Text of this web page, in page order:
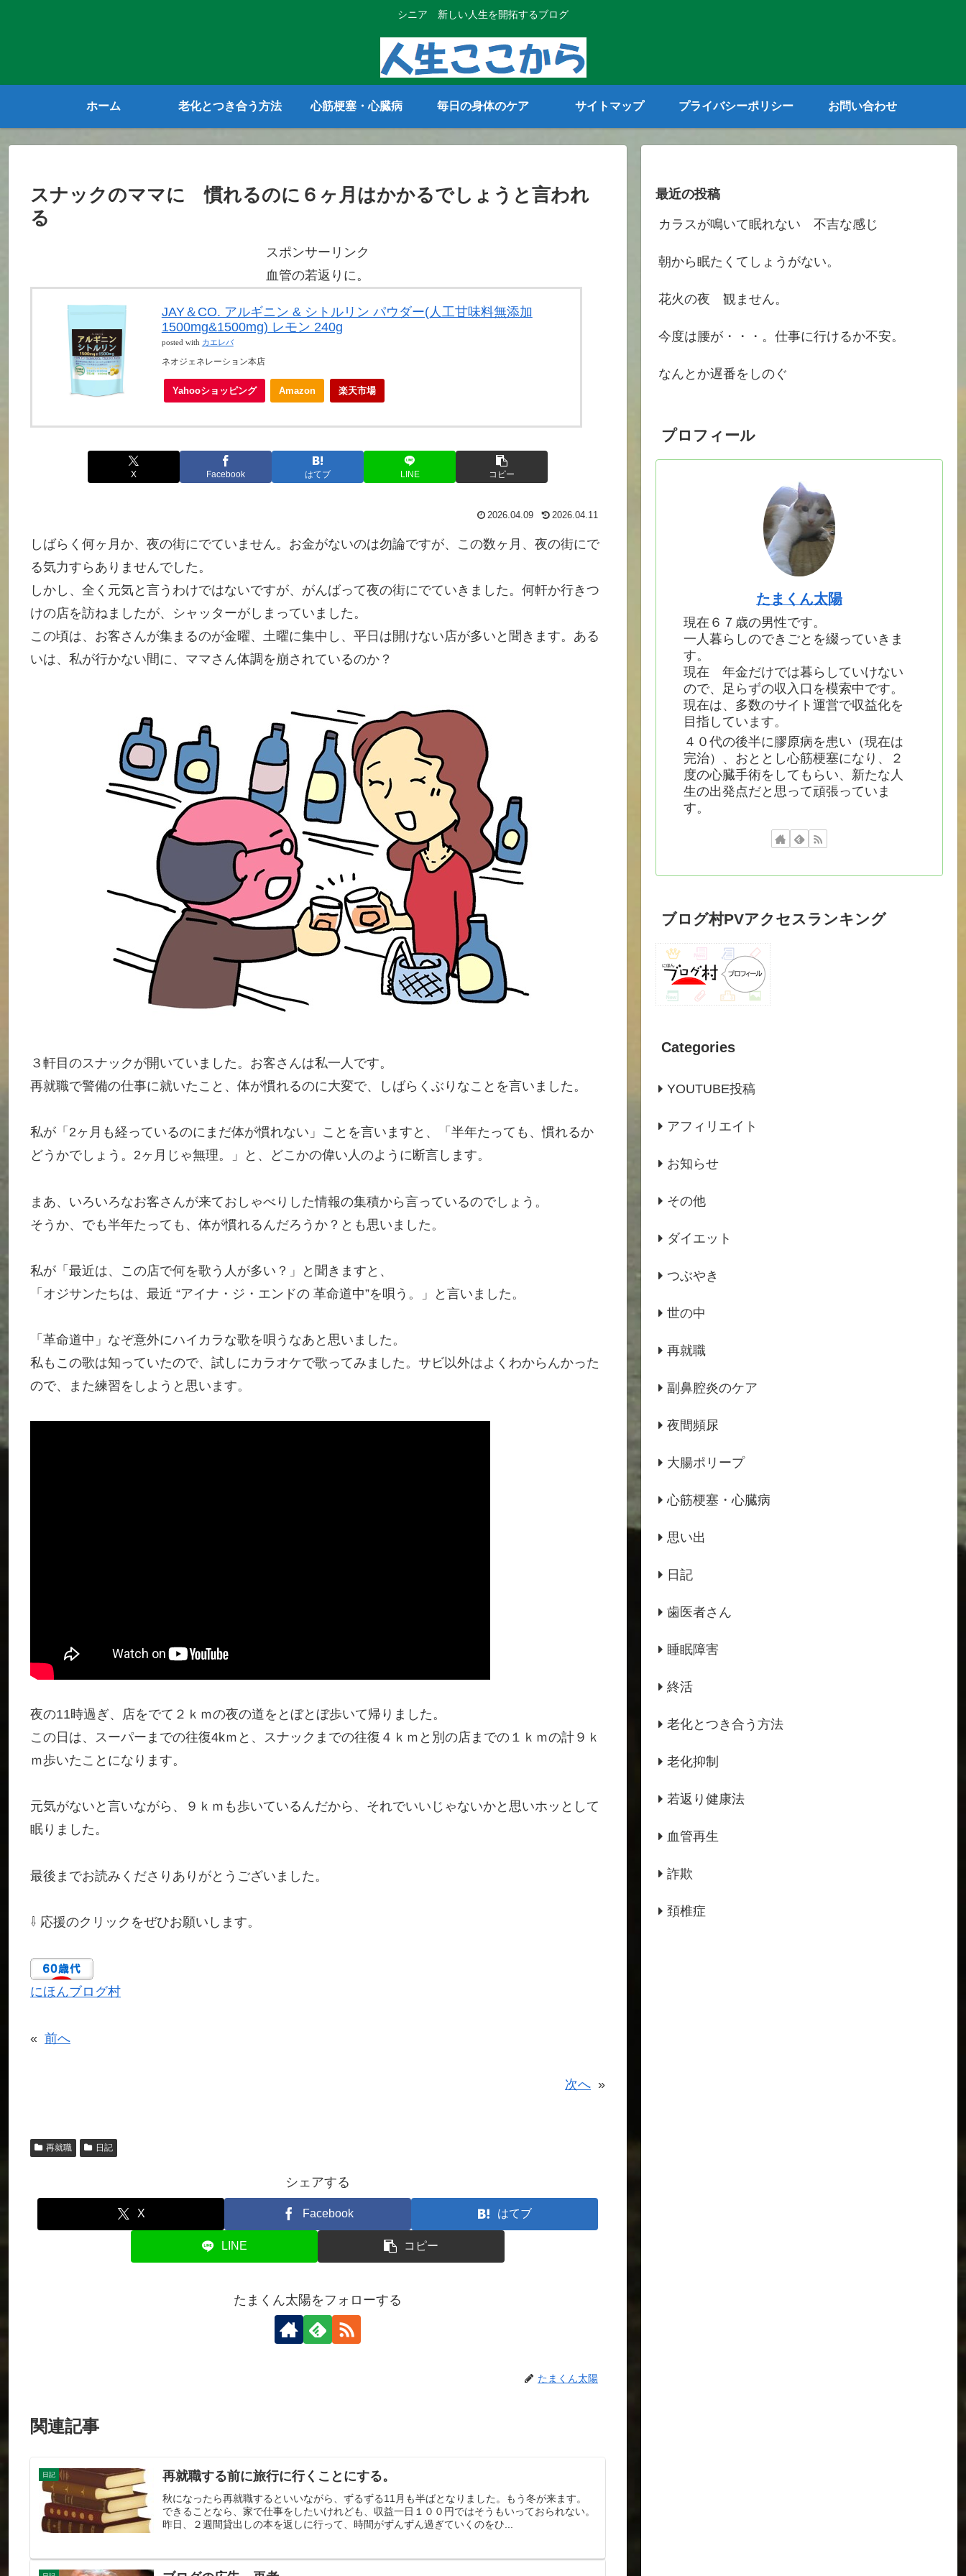
シニア 新しい人生を開拓するブログ
ホーム 老化とつき合う方法 心筋梗塞・心臓病 毎日の身体のケア サイトマップ プライバシーポリシー お問い合わせ
スナックのママに 慣れるのに６ヶ月はかかるでしょうと言われ
る
スポンサーリンク
血管の若返りに。
JAY＆CO. アルギニン & シトルリン パウダー(人工甘味料無添加
1500mg&1500mg) レモン 240g
posted with カエレバ
ネオジェネレーション本店
Yahooショッピング Amazon 楽天市場
X Facebook はてブ LINE コピー
2026.04.09 2026.04.11
しばらく何ヶ月か、夜の街にでていません。お金がないのは勿論ですが、この数ヶ月、夜の街にで
る気力すらありませんでした。
しかし、全く元気と言うわけではないですが、がんばって夜の街にでていきました。何軒か行きつ
けの店を訪ねましたが、シャッターがしまっていました。
この頃は、お客さんが集まるのが金曜、土曜に集中し、平日は開けない店が多いと聞きます。ある
いは、私が行かない間に、ママさん体調を崩されているのか？
３軒目のスナックが開いていました。お客さんは私一人です。
再就職で警備の仕事に就いたこと、体が慣れるのに大変で、しばらくぶりなことを言いました。
私が「2ヶ月も経っているのにまだ体が慣れない」ことを言いますと、「半年たっても、慣れるか
どうかでしょう。2ヶ月じゃ無理。」と、どこかの偉い人のように断言します。
まあ、いろいろなお客さんが来ておしゃべりした情報の集積から言っているのでしょう。
そうか、でも半年たっても、体が慣れるんだろうか？とも思いました。
私が「最近は、この店で何を歌う人が多い？」と聞きますと、
「オジサンたちは、最近 “アイナ・ジ・エンドの 革命道中”を唄う。」と言いました。
「革命道中」なぞ意外にハイカラな歌を唄うなあと思いました。
私もこの歌は知っていたので、試しにカラオケで歌ってみました。サビ以外はよくわからんかった
ので、また練習をしようと思います。
夜の11時過ぎ、店をでて２ｋｍの夜の道をとぼとぼ歩いて帰りました。
この日は、スーパーまでの往復4kｍと、スナックまでの往復４ｋｍと別の店までの１ｋｍの計９ｋ
ｍ歩いたことになります。
元気がないと言いながら、９ｋｍも歩いているんだから、それでいいじゃないかと思いホッとして
眠りました。
最後までお読みくださりありがとうございました。
⇩ 応援のクリックをぜひお願いします。
にほんブログ村
« 前へ
次へ »
再就職 日記
シェアする
X Facebook はてブ
LINE コピー
たまくん太陽をフォローする
たまくん太陽
関連記事
日記 再就職する前に旅行に行くことにする。
秋になったら再就職するといいながら、ずるずる11月も半ばとなりました。もう冬が来ます。
できることなら、家で仕事をしたいけれども、収益一日１００円ではそうもいっておられない。
昨日、２週間貸出しの本を返しに行って、時間がずんずん過ぎていくのをひ...
最近の投稿
カラスが鳴いて眠れない 不吉な感じ
朝から眠たくてしょうがない。
花火の夜 観ません。
今度は腰が・・・。仕事に行けるか不安。
なんとか遅番をしのぐ
プロフィール
たまくん太陽
現在６７歳の男性です。
一人暮らしのできごとを綴っていきま
す。
現在 年金だけでは暮らしていけない
ので、足らずの収入口を模索中です。
現在は、多数のサイト運営で収益化を
目指しています。
４０代の後半に膠原病を患い（現在は
完治）、おととし心筋梗塞になり、２
度の心臓手術をしてもらい、新たな人
生の出発点だと思って頑張っていま
す。
ブログ村PVアクセスランキング
Categories
YOUTUBE投稿
アフィリエイト
お知らせ
その他
ダイエット
つぶやき
世の中
再就職
副鼻腔炎のケア
夜間頻尿
大腸ポリープ
心筋梗塞・心臓病
思い出
日記
歯医者さん
睡眠障害
終活
老化とつき合う方法
老化抑制
若返り健康法
血管再生
詐欺
頚椎症